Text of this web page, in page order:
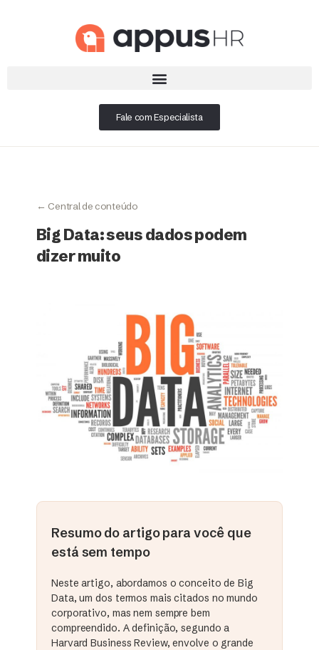
Fale com Especialista
← Central de conteúdo
Big Data: seus dados podem
dizer muito
Resumo do artigo para você que
está sem tempo
Neste artigo, abordamos o conceito de Big
Data, um dos termos mais citados no mundo
corporativo, mas nem sempre bem
compreendido. A definição, segundo a
Harvard Business Review, envolve o grande